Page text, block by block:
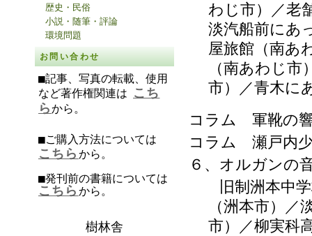
歴史・民俗
小説・随筆・評論
環境問題
お問い合わせ
■記事、写真の転載、使用
など著作権関連は こち
らから。
■ご購入方法については
こちら から。
■発刊前の書籍については
こちら から。
樹林舎
わじ市）／老
淡汽船前にあ
屋旅館（南あ
（南あわじ
市）／青木に
コラム 軍靴の
コラム 瀬戸内
６、オルガンの
旧制洲本中学
（洲本市）
市）／柳実科